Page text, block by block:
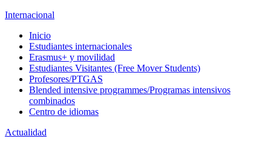
Internacional
Inicio
Estudiantes internacionales
Erasmus+ y movilidad
Estudiantes Visitantes (Free Mover Students)
Profesores/PTGAS
Blended intensive programmes/Programas intensivos
combinados
Centro de idiomas
Actualidad